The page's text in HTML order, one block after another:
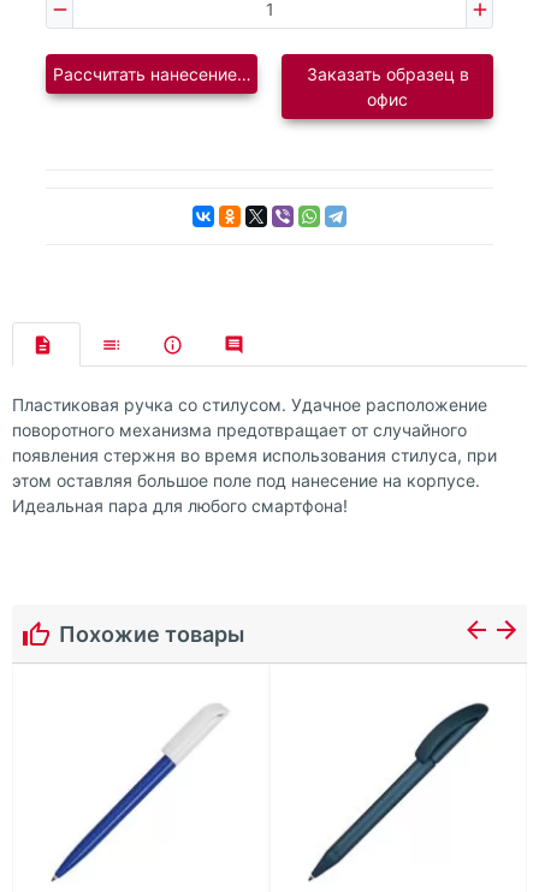
Рассчитать нанесение логотипаЗаказать образец в
офис
Пластиковая ручка со стилусом. Удачное расположение
поворотного механизма предотвращает от случайного
появления стержня во время использования стилуса, при
этом оставляя большое поле под нанесение на корпусе.
Идеальная пара для любого смартфона!
Похожие товары